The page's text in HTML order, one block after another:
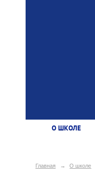
О ШКОЛЕ
Главная → О школе